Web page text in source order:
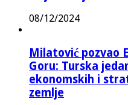
08/12/2024
Milatović pozvao
Goru: Turska
ekonomskih i
zemlje